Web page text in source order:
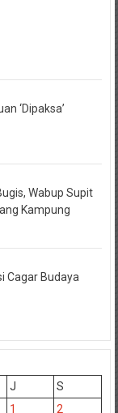
‘Dipaksa’
Wabup Supit
Kampung
Cagar Budaya
J
S
1
2